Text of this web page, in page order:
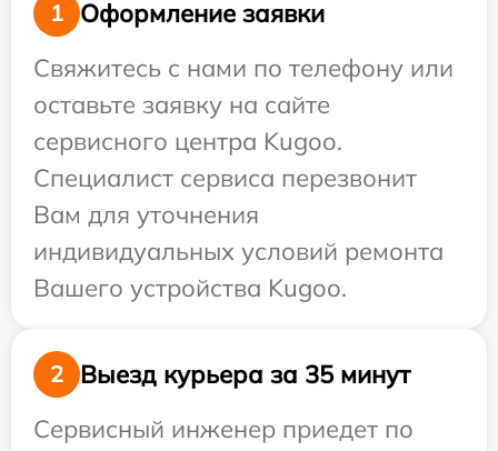
1
Оформление заявки
Свяжитесь с нами по телефону или
оставьте заявку на сайте
сервисного центра Kugoo.
Специалист сервиса перезвонит
Вам для уточнения
индивидуальных условий ремонта
Вашего устройства Kugoo.
2
Выезд курьера за 35 минут
Сервисный инженер приедет по